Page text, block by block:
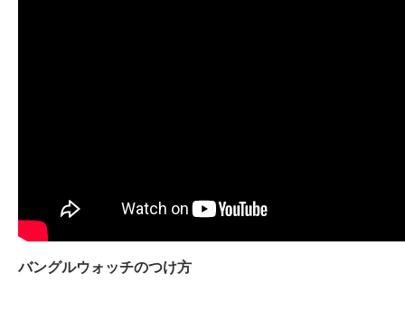
バングルウォッチのつけ方